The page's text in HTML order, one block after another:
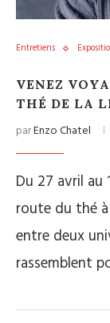
Entretiens
VENEZ
THÉ DE LA
parEnzo Chatel
Du 27 avril au
route du thé
entre deux
rassemblent